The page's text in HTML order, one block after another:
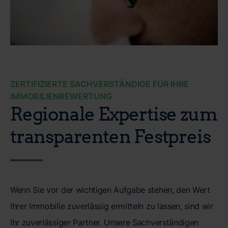
ZERTIFIZIERTE SACHVERSTÄNDIGE FÜR IHRE
IMMOBILIENBEWERTUNG
Regionale Expertise zum
transparenten Festpreis
Wenn Sie vor der wichtigen Aufgabe stehen, den Wert
Ihrer Immobilie zuverlässig ermitteln zu lassen, sind wir
Ihr zuverlässiger Partner. Unsere Sachverständigen